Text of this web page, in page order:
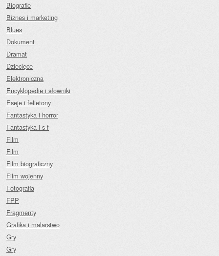
Biografie
Biznes i marketing
Blues
Dokument
Dramat
Dziecięce
Elektroniczna
Encyklopedie i słowniki
Eseje i felietony
Fantastyka i horror
Fantastyka i s-f
Film
Film
Film biograficzny
Film wojenny
Fotografia
FPP
Fragmenty
Grafika i malarstwo
Gry
Gry